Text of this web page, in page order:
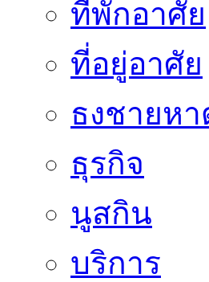
ที่พักอาศัย
ที่อยู่อาศัย
ธงชายหา
ธุรกิจ
นูสกิน
บริการ